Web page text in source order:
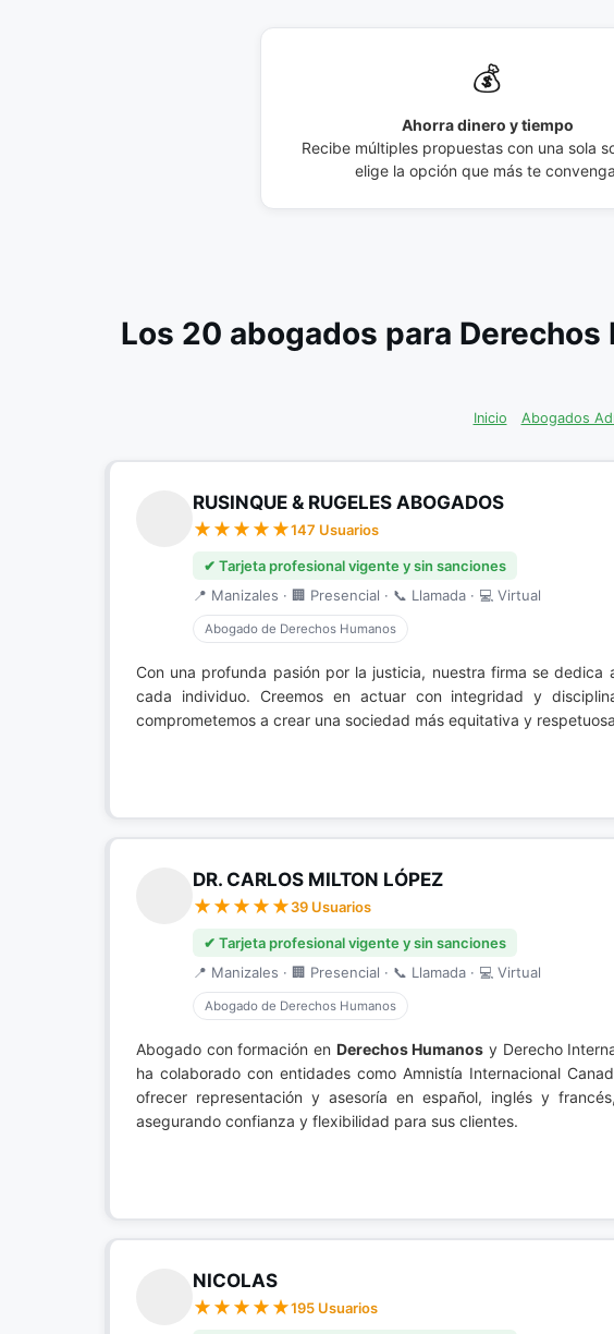
💰
Ahorra dinero y tiempo
Recibe múltiples propuestas con una sola
elige la opción que más te
Los 20 abogados para
Inicio Abogados
RUSINQUE & RUGELES ABOGADOS
147 Usuarios
✔ Tarjeta profesional vigente y sin sanciones
📍 Manizales · 🏢 Presencial · 📞 Llamada · 💻 Virtual
Abogado de Derechos Humanos
Con una profunda pasión por la justicia, nuestra firma se dedica
cada individuo. Creemos en actuar con integridad y
comprometemos a crear una sociedad más equitativa y
DR. CARLOS MILTON LÓPEZ
39 Usuarios
✔ Tarjeta profesional vigente y sin sanciones
📍 Manizales · 🏢 Presencial · 📞 Llamada · 💻 Virtual
Abogado de Derechos Humanos
Abogado con formación en Derechos Humanos y Derecho
ha colaborado con entidades como Amnistía Internacional
ofrecer representación y asesoría en español, inglés y
asegurando confianza y flexibilidad para sus clientes.
NICOLAS
195 Usuarios